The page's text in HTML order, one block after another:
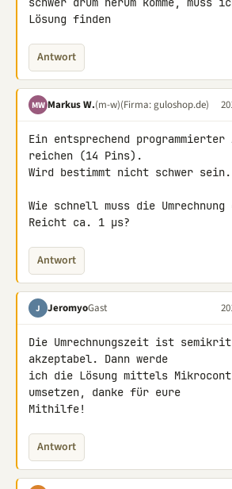
Lösung finden
Antwort
MW Markus W.(m-w)(Firma: guloshop.de)
Ein entsprechend programmierter
reichen (14 Pins).
Wird bestimmt nicht schwer sein.
Wie schnell muss die
Reicht ca. 1 µs?
Antwort
J JeromyoGast
Die Umrechnungszeit ist
akzeptabel. Dann werde
ich die Lösung mittels
umsetzen, danke für eure
Mithilfe!
Antwort